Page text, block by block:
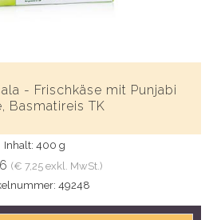
- Frischkäse mit Punjabi
Basmatireis TK
Inhalt: 400 g
(€ 7,25 exkl. MwSt.)
49248